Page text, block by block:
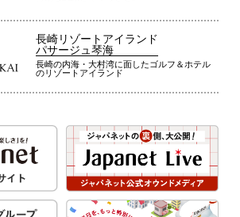
長崎リゾートアイランド
パサージュ琴海
長崎の内海・大村湾に面したゴルフ＆ホテル
のリゾートアイランド